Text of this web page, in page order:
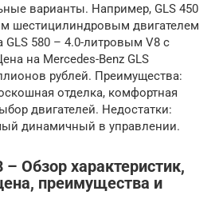
варианты. Например, GLS 450
шестицилиндровым двигателем
580 – 4.0-литровым V8 с
на Mercedes-Benz GLS
рублей. Преимущества:
отделка, комфортная
двигателей. Недостатки:
динамичный в управлении.
Обзор характеристик,
преимущества и